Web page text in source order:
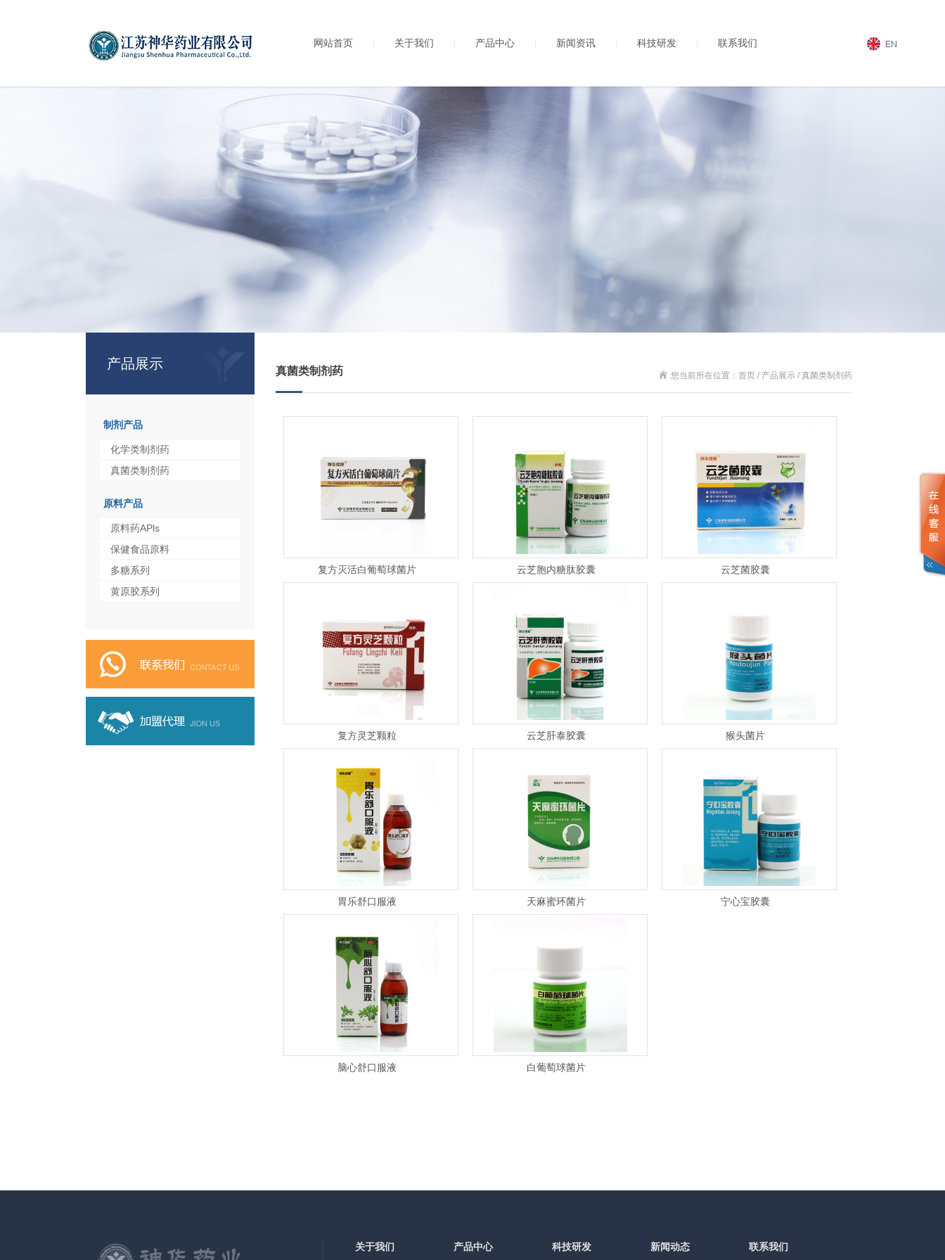
网站首页 关于我们 产品中心 新闻资讯 科技研发 联系我们
产品展示
制剂产品
化学类制剂药
真菌类制剂药
原料产品
原料药APls
保健食品原料
多糖系列
黄原胶系列
真菌类制剂药 您当前所在位置：首页 / 产品展示 / 真菌类制剂药
复方灭活白葡萄球菌片 云芝胞内糖肽胶囊 云芝菌胶囊
复方灵芝颗粒 云芝肝泰胶囊 猴头菌片
胃乐舒口服液 天麻蜜环菌片 宁心宝胶囊
脑心舒口服液 白葡萄球菌片
关于我们 产品中心 科技研发 新闻动态 联系我们